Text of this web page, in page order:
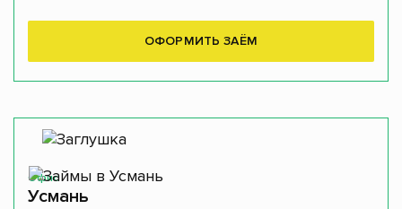
ОФОРМИТЬ ЗАЁМ
Офис
Усмань